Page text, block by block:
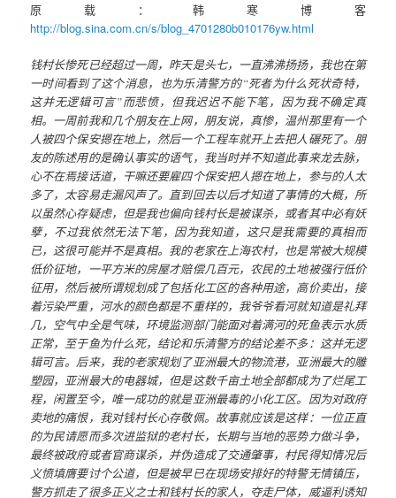
原载：韩寒博客
http://blog.sina.com.cn/s/blog_4701280b010176yw.html
钱村长惨死已经超过一周，昨天是头七，一直沸沸扬扬，我也在第
一时间看到了这个消息，也为乐清警方的“死者为什么死状奇特，
这并无逻辑可言”而悲愤，但我迟迟不能下笔，因为我不确定真
相。一周前我和几个朋友在上网，朋友说，真惨，温州那里有一个
人被四个保安摁在地上，然后一个工程车就开上去把人碾死了。朋
友的陈述用的是确认事实的语气，我当时并不知道此事来龙去脉，
心不在焉接话道，干嘛还要雇四个保安把人摁在地上，参与的人太
多了，太容易走漏风声了。直到回去以后才知道了事情的大概，所
以虽然心存疑虑，但是我也偏向钱村长是被谋杀，或者其中必有妖
孽，不过我依然无法下笔，因为我知道，这只是我需要的真相而
已，这很可能并不是真相。我的老家在上海农村，也是常被大规模
低价征地，一平方米的房屋才赔偿几百元，农民的土地被强行低价
征用，然后被所谓规划成了包括化工区的各种用途，高价卖出，接
着污染严重，河水的颜色都是不重样的，我爷爷看河就知道是礼拜
几，空气中全是气味，环境监测部门能面对着满河的死鱼表示水质
正常，至于鱼为什么死，结论和乐清警方的结论差不多：这并无逻
辑可言。后来，我的老家规划了亚洲最大的物流港，亚洲最大的雕
塑园，亚洲最大的电器城，但是这数千亩土地全部都成为了烂尾工
程，闲置至今，唯一成功的就是亚洲最毒的小化工区。因为对政府
卖地的痛恨，我对钱村长心存敬佩。故事就应该是这样：一位正直
的为民请愿而多次进监狱的老村长，长期与当地的恶势力做斗争，
最终被政府或者官商谋杀，并伪造成了交通肇事，村民得知情况后
义愤填膺要讨个公道，但是被早已在现场安排好的特警无情镇压，
警方抓走了很多正义之士和钱村长的家人，夺走尸体，威逼利诱知